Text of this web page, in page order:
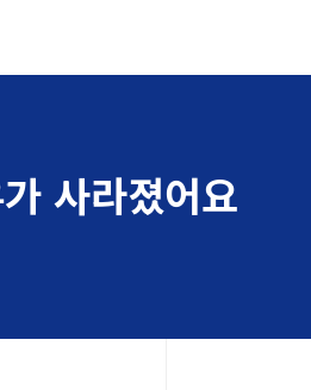
사라졌어요